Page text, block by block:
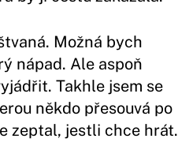
Možná bych
nápad. Ale aspoň
Takhle jsem se
někdo přesouvá po
zeptal, jestli chce hrát.